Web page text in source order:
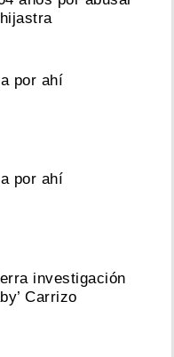
por ahí
por ahí
investigación
Carrizo